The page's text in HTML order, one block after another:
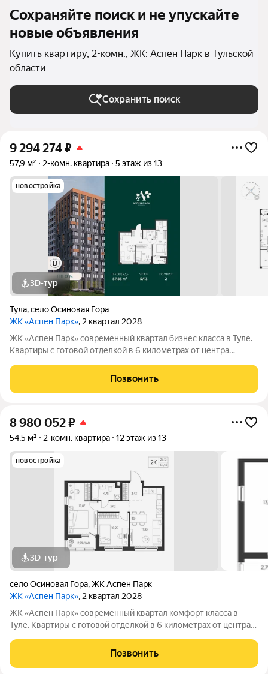
Сохраняйте поиск и не упускайте
новые объявления
Купить квартиру, 2-комн., ЖК: Аспен Парк в Тульской
области
Сохранить поиск
9 294 274₽
57,9 м² 2-комн. квартира 5 этаж из 13
новостройка
3D-тур
Тула,село Осиновая Гора
ЖК «Аспен Парк», 2 квартал 2028
ЖК «Аспен Парк» современный квартал бизнес класса в Туле.
Квартиры с готовой отделкой в 6 километрах от центра
корпуса высотой от 9 до 13 этажей. Фасады домов воплощают
образ древесной коры.
Позвонить
8 980 052₽
54,5 м² 2-комн. квартира 12 этаж из 13
новостройка
3D-тур
село Осиновая Гора,ЖК Аспен Парк
ЖК «Аспен Парк», 2 квартал 2028
ЖК «Аспен Парк» современный квартал комфорт класса в
Туле. Квартиры с готовой отделкой в 6 километрах от центра
корпуса высотой от 9 до 13 этажей. Фасады домов воплощают
образ древесной коры.
Позвонить